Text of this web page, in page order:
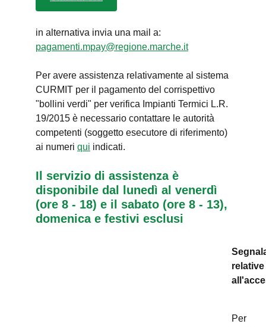
in alternativa invia una mail a:
pagamenti.mpay@regione.marche.it
Per avere assistenza relativamente al sistema
CURMIT per il pagamento del corrispettivo
"bollini verdi" per verifica Impianti Termici L.R.
19/2015 è necessario contattare le autorità
competenti (soggetto esecutore di riferimento)
ai numeri qui indicati.
Il servizio di assistenza è
disponibile dal lunedì al venerdì
(ore 8 - 18) e il sabato (ore 8 - 13),
domenica e festivi esclusi
relative
Per